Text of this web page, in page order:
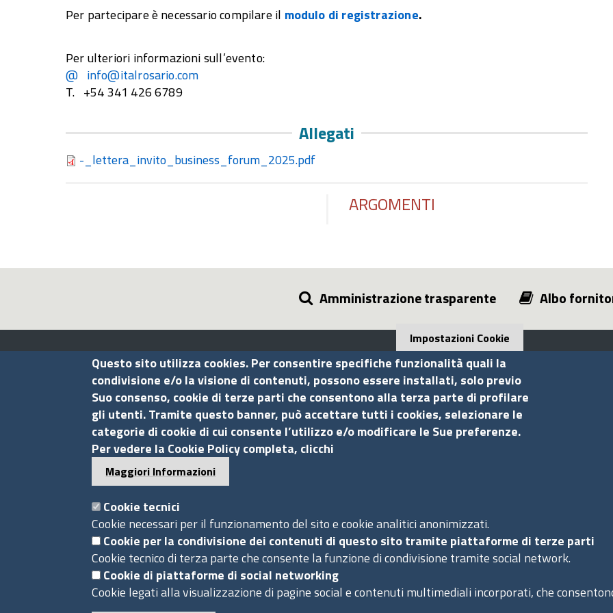
Per partecipare è necessario compilare il modulo di registrazione.
Per ulteriori informazioni sull’evento:
@ info@italrosario.com
T. +54 341 426 6789
Allegati
-_lettera_invito_business_forum_2025.pdf
ARGOMENTI
Amministrazione trasparente Albo
Assocamerestero
Contatti
Via G.B. Morgagni, 13 - 00161 Roma
Tel.: +39 06 44231314
P.Iva 01898631005
C.F. 07888290587
info.assocamerestero@legalmail.it
info@assocamerestero.it
dpo@assocamerestero.it
Seguici su
Piè
Powered by InfoCamere
Impostazioni Cookie
Questo sito utilizza cookies. Per consentire specifiche funzionalità quali la
condivisione e/o la visione di contenuti, possono essere installati, solo previo
Suo consenso, cookie di terze parti che consentono alla terza parte di profilare
gli utenti. Tramite questo banner, può accettare tutti i cookies, selezionare le
categorie di cookie di cui consente l’utilizzo e/o modificare le Sue preferenze.
Per vedere la Cookie Policy completa, clicchi
Maggiori Informazioni
Cookie tecnici
Cookie necessari per il funzionamento del sito e cookie analitici anonimizzati.
Cookie per la condivisione dei contenuti di questo sito tramite piattaforme di terze parti
Cookie tecnico di terza parte che consente la funzione di condivisione tramite social network.
Cookie di piattaforme di social networking
Cookie legati alla visualizzazione di pagine social e contenuti multimediali incorporati, che